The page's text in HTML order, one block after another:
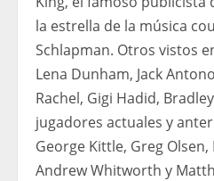
la estrella de la música
Schlapman. Otros vistos
Lena Dunham, Jack
Rachel, Gigi Hadid,
jugadores actuales y
George Kittle, Greg
Andrew Whitworth y